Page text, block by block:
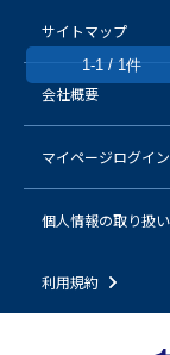
1-1 / 1件
サイトマップ
会社概要
マイページログイン
個人情報の取り扱い
利用規約